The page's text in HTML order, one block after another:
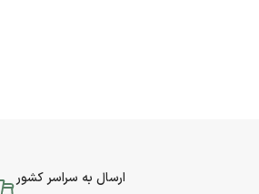
ارسال به سراسر کشور